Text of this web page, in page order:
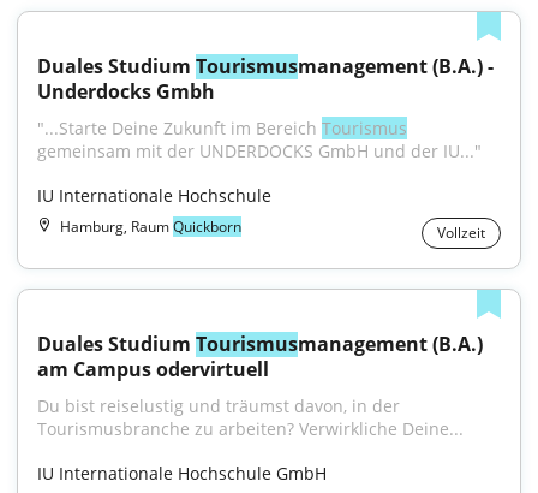
Duales Studium Tourismusmanagement (B.A.) -
Underdocks Gmbh
"...Starte Deine Zukunft im Bereich Tourismus
gemeinsam mit der UNDERDOCKS GmbH und der IU..."
IU Internationale Hochschule
Hamburg, RaumQuickborn Vollzeit
Duales Studium Tourismusmanagement (B.A.)
am Campus odervirtuell
Du bist reiselustig und träumst davon, in der
Tourismusbranche zu arbeiten? Verwirkliche Deine...
IU Internationale Hochschule GmbH